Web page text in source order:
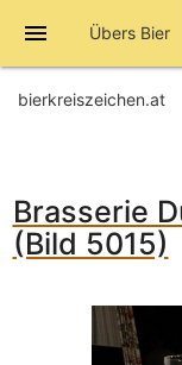
menu Übers Bier
bierkreiszeichen.at
Brasserie
(Bild 5015)